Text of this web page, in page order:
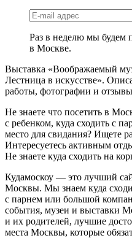
Раз в неделю мы будем
в Москве.
Выставка «Воображаемый
Лестница в искусстве».
работы, фотографии и
Не знаете что посетить в
с ребенком, куда сходить с
место для свидания? Ищете
Интересуетесь активным
Не знаете куда сходить на
Кудамоскоу — это лучший
Москвы. Мы знаем куда
с парнем или большой
события, музеи и выставки
и их родителей, лучшие
места Москвы, которые